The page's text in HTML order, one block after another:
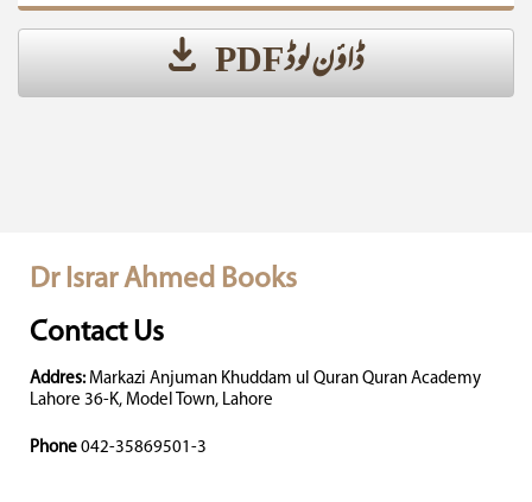
ڈاؤن لوڈ PDF
Dr Israr Ahmed Books
Contact Us
Addres: Markazi Anjuman Khuddam ul Quran Quran Academy
Lahore 36-K, Model Town, Lahore
Phone 042-35869501-3